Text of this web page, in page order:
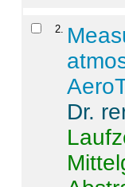
2
Dr.